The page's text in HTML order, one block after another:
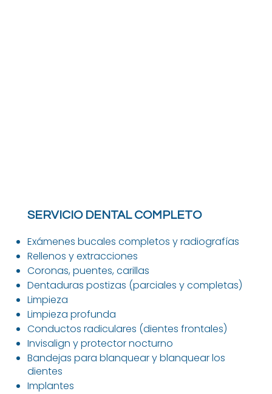
SERVICIO DENTAL COMPLETO
Exámenes bucales completos y radiografías
Rellenos y extracciones
Coronas, puentes, carillas
Dentaduras postizas (parciales y completas)
Limpieza
Limpieza profunda
Conductos radiculares (dientes frontales)
Invisalign y protector nocturno
Bandejas para blanquear y blanquear los
dientes
Implantes